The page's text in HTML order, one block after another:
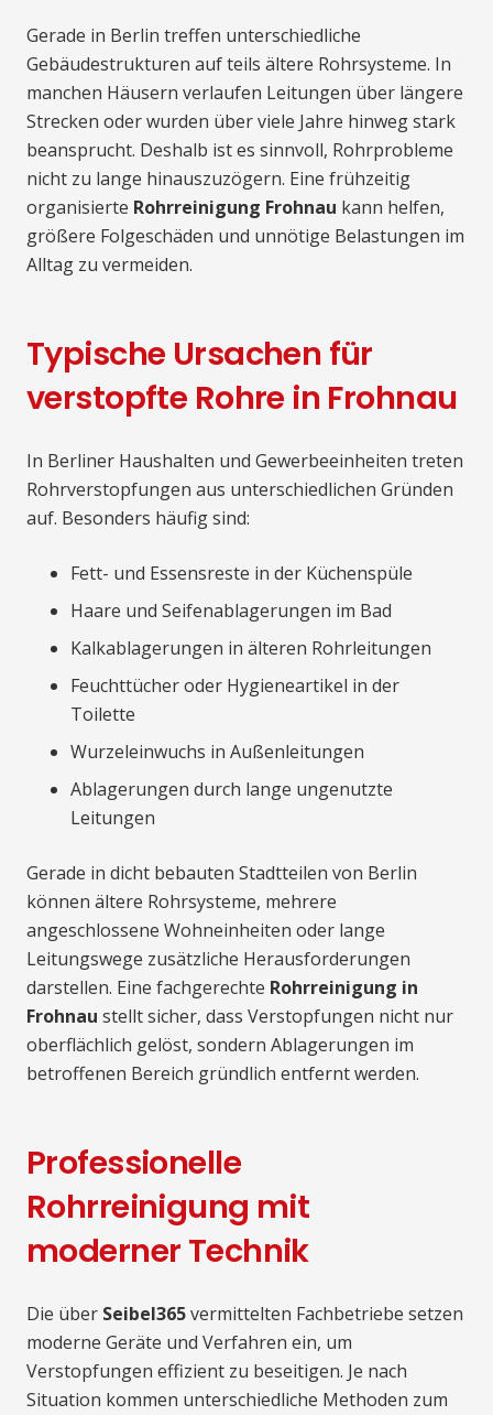
Gerade in Berlin treffen unterschiedliche
Gebäudestrukturen auf teils ältere Rohrsysteme. In
manchen Häusern verlaufen Leitungen über längere
Strecken oder wurden über viele Jahre hinweg stark
beansprucht. Deshalb ist es sinnvoll, Rohrprobleme
nicht zu lange hinauszuzögern. Eine frühzeitig
organisierte Rohrreinigung Frohnau kann helfen,
größere Folgeschäden und unnötige Belastungen im
Alltag zu vermeiden.
Typische Ursachen für
verstopfte Rohre in Frohnau
In Berliner Haushalten und Gewerbeeinheiten treten
Rohrverstopfungen aus unterschiedlichen Gründen
auf. Besonders häufig sind:
Fett- und Essensreste in der Küchenspüle
Haare und Seifenablagerungen im Bad
Kalkablagerungen in älteren Rohrleitungen
Feuchttücher oder Hygieneartikel in der
Toilette
Wurzeleinwuchs in Außenleitungen
Ablagerungen durch lange ungenutzte
Leitungen
Gerade in dicht bebauten Stadtteilen von Berlin
können ältere Rohrsysteme, mehrere
angeschlossene Wohneinheiten oder lange
Leitungswege zusätzliche Herausforderungen
darstellen. Eine fachgerechte Rohrreinigung in
Frohnau stellt sicher, dass Verstopfungen nicht nur
oberflächlich gelöst, sondern Ablagerungen im
betroffenen Bereich gründlich entfernt werden.
Professionelle
Rohrreinigung mit
moderner Technik
Die über Seibel365vermittelten Fachbetriebe setzen
moderne Geräte und Verfahren ein, um
Verstopfungen effizient zu beseitigen. Je nach
Situation kommen unterschiedliche Methoden zum